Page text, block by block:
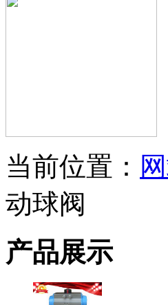
当前位置：
动球阀
产品展示